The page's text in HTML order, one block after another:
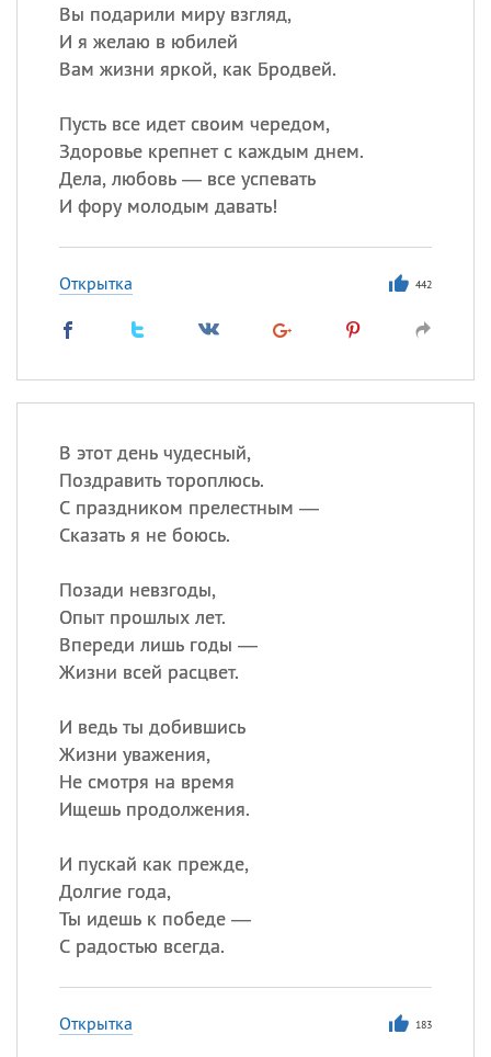
Вы подарили миру взгляд,
И я желаю в юбилей
Вам жизни яркой, как Бродвей.
Пусть все идет своим чередом,
Здоровье крепнет с каждым днем.
Дела, любовь — все успевать
И фору молодым давать!
Открытка 442
В этот день чудесный,
Поздравить тороплюсь.
С праздником прелестным —
Сказать я не боюсь.
Позади невзгоды,
Опыт прошлых лет.
Впереди лишь годы —
Жизни всей расцвет.
И ведь ты добившись
Жизни уважения,
Не смотря на время
Ищешь продолжения.
И пускай как прежде,
Долгие года,
Ты идешь к победе —
С радостью всегда.
Открытка 183